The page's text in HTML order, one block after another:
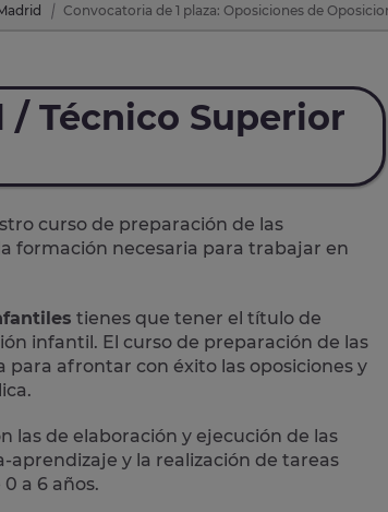
Convocatoria de 1 plaza: Oposiciones de
Técnico Superior
curso de preparación de las
formación necesaria para trabajar en
tienes que tener el título de
infantil. El curso de preparación de las
afrontar con éxito las oposiciones y
las de elaboración y ejecución de las
y la realización de tareas
a 6 años.